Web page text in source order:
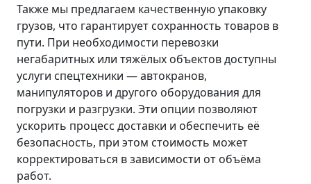
Также мы предлагаем качественную упаковку
грузов, что гарантирует сохранность товаров в
пути. При необходимости перевозки
негабаритных или тяжёлых объектов доступны
услуги спецтехники — автокранов,
манипуляторов и другого оборудования для
погрузки и разгрузки. Эти опции позволяют
ускорить процесс доставки и обеспечить её
безопасность, при этом стоимость может
корректироваться в зависимости от объёма
работ.